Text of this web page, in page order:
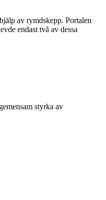
av rymdskepp. Portalen
endast två av dessa
styrka av